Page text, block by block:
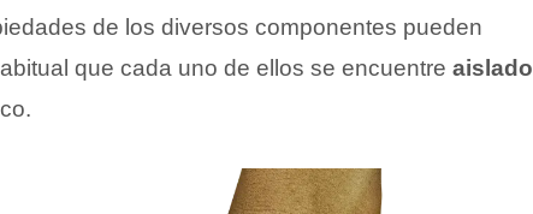
de los diversos componentes pueden
que cada uno de ellos se encuentre aislado